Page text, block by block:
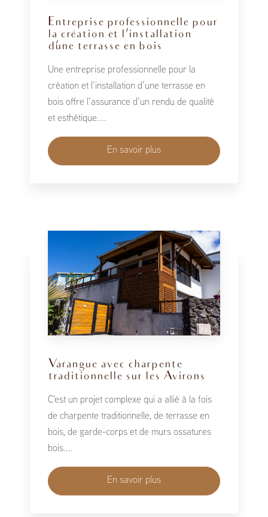
Entreprise professionnelle pour
la création et l’installation
d’une terrasse en bois
Une entreprise professionnelle pour la
création et l’installation d’une terrasse en
bois offre l’assurance d’un rendu de qualité
et esthétique....
En savoir plus
Varangue avec charpente
traditionnelle sur les Avirons
C'est un projet complexe qui a allié à la fois
de charpente traditionnelle, de terrasse en
bois, de garde-corps et de murs ossatures
bois....
En savoir plus